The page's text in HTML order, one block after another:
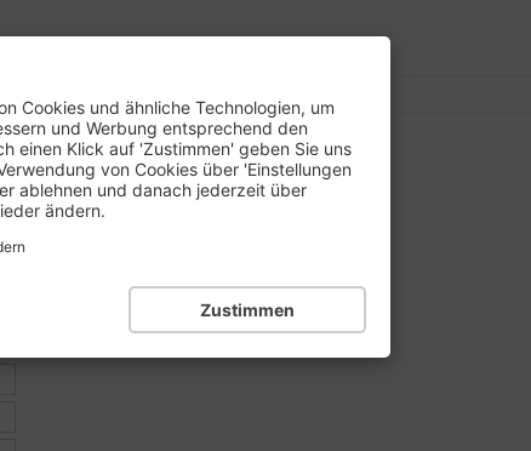
2.. 4.. 5.. 6..
Cookies und ähnliche Technologien, um
und Werbung entsprechend den
einen Klick auf 'Zustimmen' geben Sie uns
von Cookies über 'Einstellungen
ablehnen und danach jederzeit über
ändern.
Zustimmen